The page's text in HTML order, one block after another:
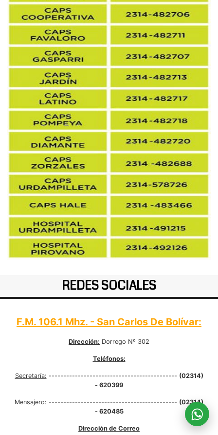
REDES SOCIALES
F.M. 106.1 Mhz. - San Carlos De Bolívar:
Dirección: Dorrego Nº 302
Teléfonos:
Secretaría: -------------------------------------------- (02314)
- 620399
Mensajero: -------------------------------------------- (02314)
- 620485
Dirección de Correo